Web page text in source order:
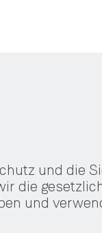
und die
die
und